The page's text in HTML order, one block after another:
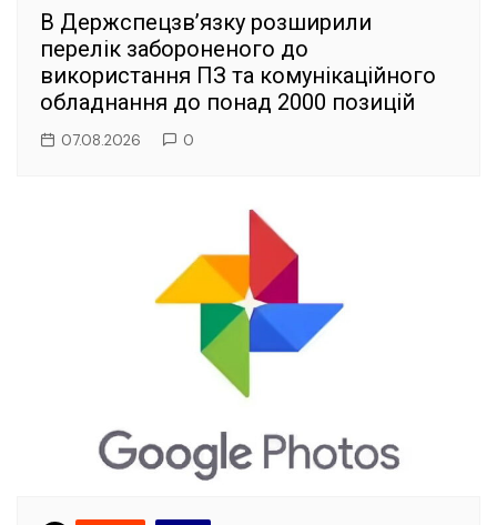
В Держспецзв’язку розширили
перелік забороненого до
використання ПЗ та комунікаційного
обладнання до понад 2000 позицій
07.08.2026 0